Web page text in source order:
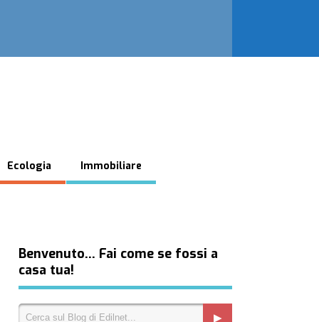
Ecologia Immobiliare
Benvenuto… Fai come se fossi a
casa tua!